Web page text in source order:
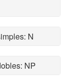
N
NP